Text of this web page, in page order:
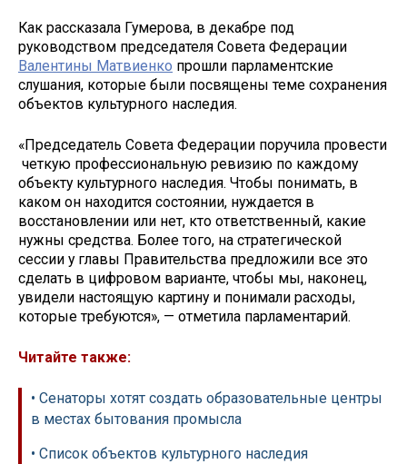
Как рассказала Гумерова, в декабре под
руководством председателя Совета Федерации
Валентины Матвиенко прошли парламентские
слушания, которые были посвящены теме сохранения
объектов культурного наследия.
«Председатель Совета Федерации поручила провести
четкую профессиональную ревизию по каждому
объекту культурного наследия. Чтобы понимать, в
каком он находится состоянии, нуждается в
восстановлении или нет, кто ответственный, какие
нужны средства. Более того, на стратегической
сессии у главы Правительства предложили все это
сделать в цифровом варианте, чтобы мы, наконец,
увидели настоящую картину и понимали расходы,
которые требуются», — отметила парламентарий.
Читайте также:
• Сенаторы хотят создать образовательные центры
в местах бытования промысла
• Список объектов культурного наследия